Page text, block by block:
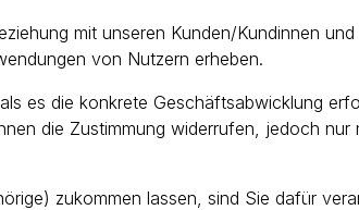
mit unseren Kunden/Kundinnen
von Nutzern erheben.
es die konkrete Geschäftsabwicklung
die Zustimmung widerrufen, jedoch nur
zukommen lassen, sind Sie dafür